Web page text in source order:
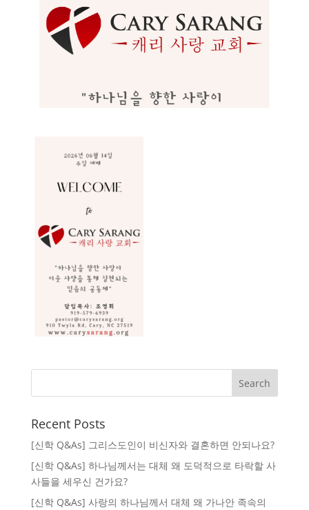
Recent Posts
[신학 Q&As] 그리스도인이 비신자와 결혼하면 안되나요?
[신학 Q&As] 하나님께서는 대체 왜 도덕적으로 타락할 사
사들을 세우신 건가요?
[신학 Q&As] 사랑의 하나님께서 대체 왜 가나안 족속의